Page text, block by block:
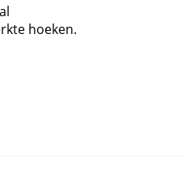
hoeken.